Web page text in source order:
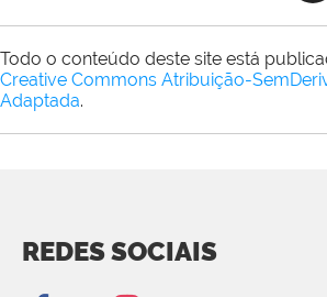
Todo o conteúdo deste site está
Creative Commons Atribuição-
Adaptada.
REDES SOCIAIS